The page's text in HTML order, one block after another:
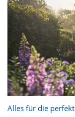
Alles für die